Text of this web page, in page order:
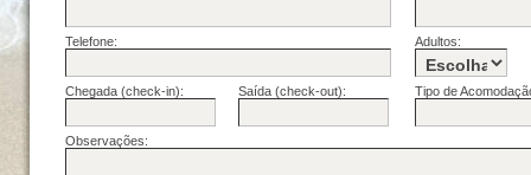
Telefone: Adultos:
Chegada (check-in): Saída (check-out): Tipo de
Observações: